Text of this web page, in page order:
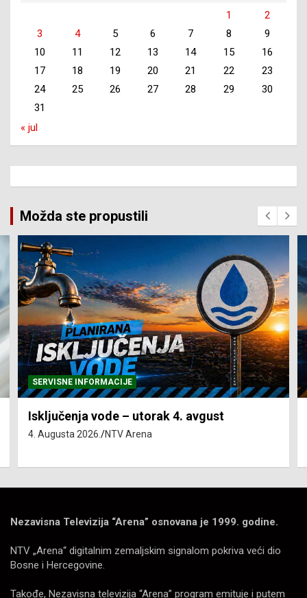
1
2
3
4 5 6 7 8
9
10
11 12 13 14 15
16
17
18 19 20 21 22
23
24
25 26 27 28 29
30
31
« jul
Možda ste propustili
SERVISNE INFORMACIJE
Isključenja vode – utorak 4. avgust
4. Augusta 2026. NTV Arena
Nezavisna Televizija “Arena” osnovana je 1999. godine.
NTV „Arena“ digitalnim zemaljskim signalom pokriva veći dio
Bosne i Hercegovine.
Takođe, Nezavisna televizija “Arena” program emituje i putem